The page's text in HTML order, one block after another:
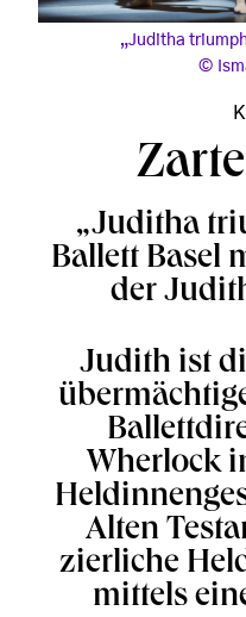
„Juditha
„Juditha
Ballett Basel
der
Judith ist
Wherlock
Alten
zierliche
mittels